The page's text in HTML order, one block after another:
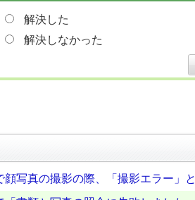
解決した
解決しなかった
顔写真の撮影の際、「撮影エラー」